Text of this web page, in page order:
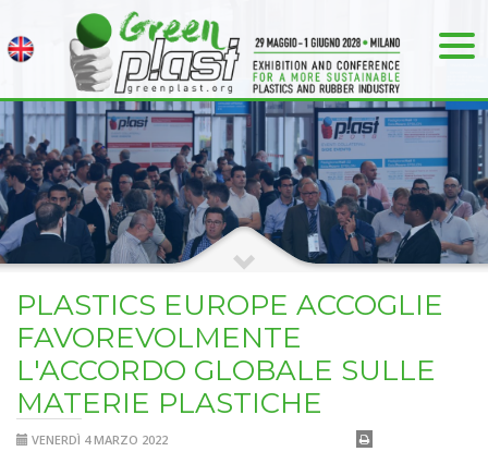
PLASTICS EUROPE ACCOGLIE
FAVOREVOLMENTE
L'ACCORDO GLOBALE SULLE
MATERIE PLASTICHE
VENERDÌ 4 MARZO 2022